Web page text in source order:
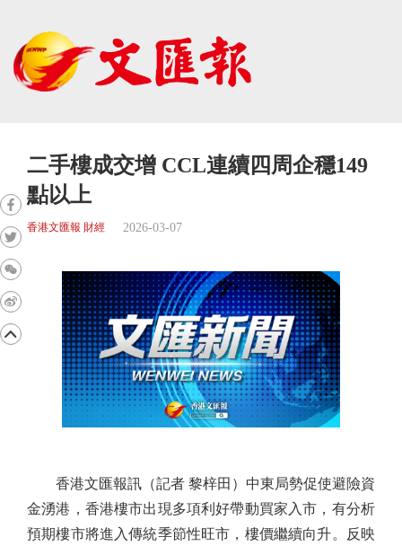
二手樓成交增 CCL連續四周企穩149
點以上
香港文匯報 財經 2026-03-07
香港文匯報訊（記者 黎梓田）中東局勢促使避險資
金湧港，香港樓市出現多項利好帶動買家入市，有分析
預期樓市將進入傳統季節性旺市，樓價繼續向升。反映